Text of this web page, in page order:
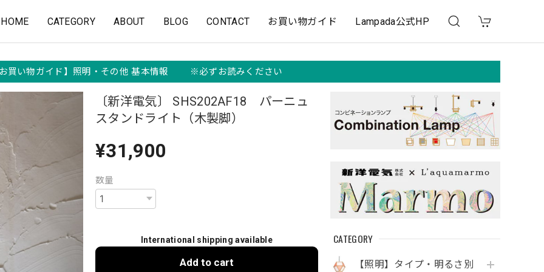
HOME CATEGORY ABOUT BLOG CONTACT お買い物ガイド Lampada公式HP
買い物ガイド】照明・その他 基本情報 ※必ずお読みください
CATEGORY
【照明】タイプ・明るさ別
〔新洋電気〕 SHS202AF18 パーニュ
スタンドライト（木製脚）
¥31,900
数量
International shipping available
Add to cart